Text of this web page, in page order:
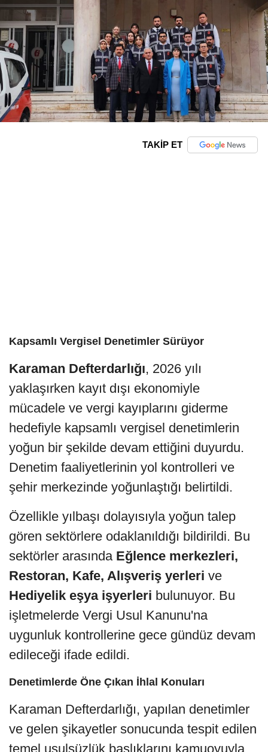
TAKİP ET
Kapsamlı Vergisel Denetimler Sürüyor
Karaman Defterdarlığı, 2026 yılı
yaklaşırken kayıt dışı ekonomiyle
mücadele ve vergi kayıplarını giderme
hedefiyle kapsamlı vergisel denetimlerin
yoğun bir şekilde devam ettiğini duyurdu.
Denetim faaliyetlerinin yol kontrolleri ve
şehir merkezinde yoğunlaştığı belirtildi.
Özellikle yılbaşı dolayısıyla yoğun talep
gören sektörlere odaklanıldığı bildirildi. Bu
sektörler arasında Eğlence merkezleri,
Restoran, Kafe, Alışveriş yerleri ve
Hediyelik eşya işyerleri bulunuyor. Bu
işletmelerde Vergi Usul Kanunu'na
uygunluk kontrollerine gece gündüz devam
edileceği ifade edildi.
Denetimlerde Öne Çıkan İhlal Konuları
Karaman Defterdarlığı, yapılan denetimler
ve gelen şikayetler sonucunda tespit edilen
temel usulsüzlük başlıklarını kamuoyuyla